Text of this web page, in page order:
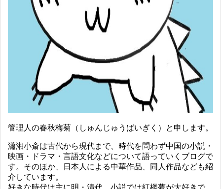
管理人の春秋梅菊（しゅんじゅうばいぎく）と申します。
瀟湘小斎は古代から現代まで、時代を問わず中国の小説・
映画・ドラマ・言語文化などについて語っていくブログで
す。そのほか、日本人による中華作品、同人作品なども紹
介しています。
好きな時代は主に明・清代。小説では紅楼夢が大好きで